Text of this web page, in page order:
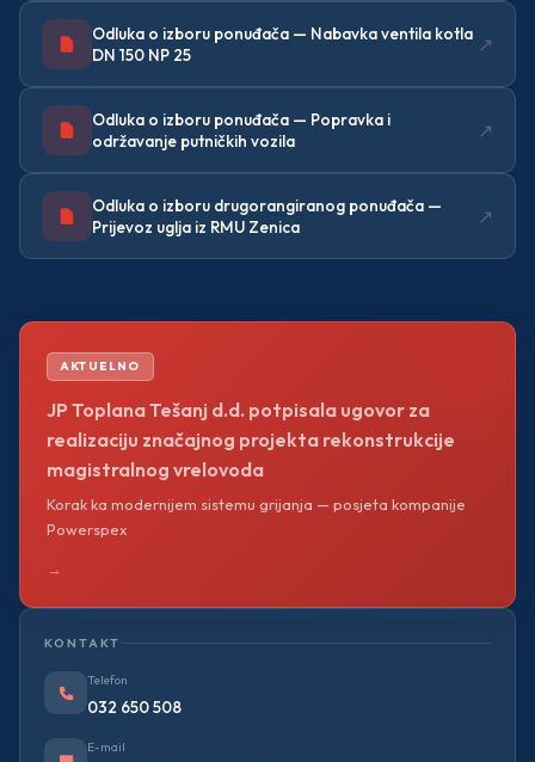
Odluka o izboru ponuđača — Nabavka ventila kotla
DN 150 NP 25
↗
Odluka o izboru ponuđača — Popravka i
održavanje putničkih vozila
↗
Odluka o izboru drugorangiranog ponuđača —
Prijevoz uglja iz RMU Zenica
↗
AKTUELNO
JP Toplana Tešanj d.d. potpisala ugovor za
realizaciju značajnog projekta rekonstrukcije
magistralnog vrelovoda
Korak ka modernijem sistemu grijanja — posjeta kompanije
Powerspex
→
KONTAKT
Telefon
032 650 508
E-mail